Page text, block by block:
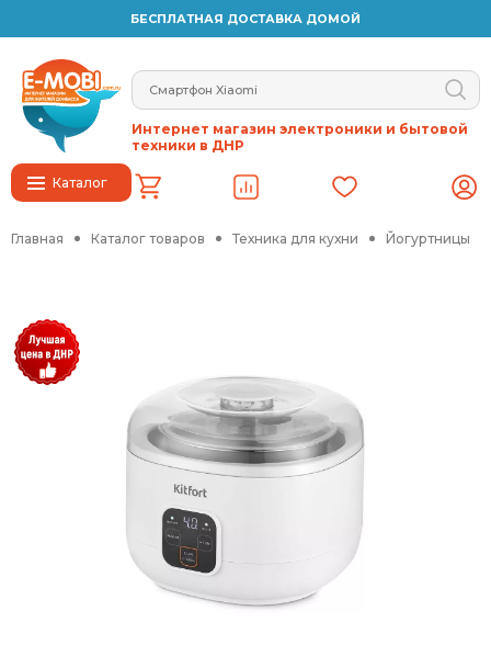
БЕСПЛАТНАЯ ДОСТАВКА ДОМОЙ
Каталог
Интернет магазин электроники и бытовой
техники в ДНР
Главная Каталог товаров Техника для кухни Йогуртницы